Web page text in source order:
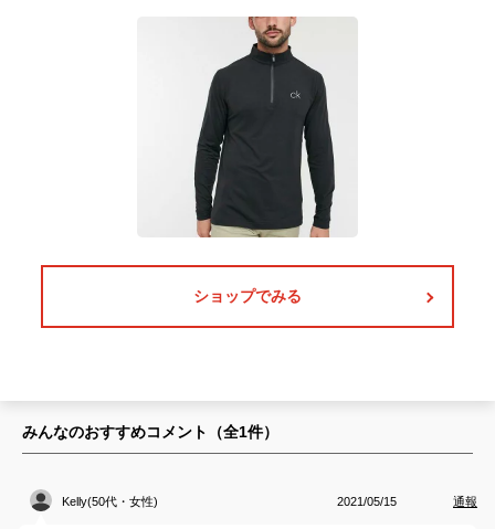
ショップでみる
みんなのおすすめコメント（全1件）
Kelly(50代・女性) 2021/05/15 通報